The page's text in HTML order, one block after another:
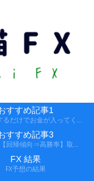
すすめ記事1
すすめ記事3
FX 結果
FX予想の結果